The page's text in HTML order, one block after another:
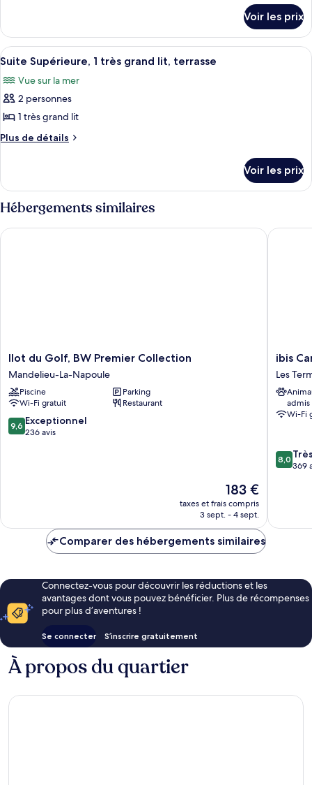
le
type
de
Chambre
Voir les prix
Afficher
toutes
les
photos
pour
ce
chambre :
Suite
Supérieure,
1
Une chambre d’hôtel avec un
11
Suite Supérieure, 1 très grand lit, terrasse
Vue sur la mer
2 personnes
1 très grand lit
Plus de détails
Plus
le
type
de
Suite
Voir les prix
Hébergements similaires
Ilot
du
Golf,
BW
Premier
Collection
Mandelieu-
Ilot du Golf, BW Premier Collection
Mandelieu-La-Napoule
Piscine
Parking
Wi-Fi gratuit
Restaurant
9.6
sur
9,6 Exceptionnel
236 avis
Le
nouveau
prix
de
183 €
taxes et frais compris
3 sept. - 4 sept.
Ilot du Golf, BW Premier Collection
ibis
Cannes
Les
Termes
ibis
Les
admis
Wi-Fi
8.0
sur
8,0
369
ibis
Comparer des hébergements similaires
Connectez-vous pour découvrir les réductions et les
avantages dont vous pouvez bénéficier. Plus de récompenses
pour plus d’aventures !
Se connecter S’inscrire gratuitement
À propos du quartier